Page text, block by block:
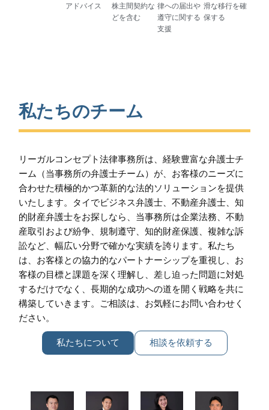
アドバイス
株主間契約な
どを含む
律への届出や
遵守に関する
支援
滑な移行を確
保する
私たちのチーム
リーガルコンセプト法律事務所は、経験豊富な弁護士チ
ーム（当事務所の弁護士チーム）が、お客様のニーズに
合わせた積極的かつ革新的な法的ソリューションを提供
いたします。タイでビジネス弁護士、不動産弁護士、知
的財産弁護士をお探しなら、当事務所は企業法務、不動
産取引および紛争、規制遵守、知的財産保護、複雑な訴
訟など、幅広い分野で確かな実績を誇ります。私たち
は、お客様との協力的なパートナーシップを重視し、お
客様の目標と課題を深く理解し、差し迫った問題に対処
するだけでなく、長期的な成功への道を開く戦略を共に
構築していきます。ご相談は、お気軽にお問い合わせく
ださい。
私たちについて 相談を依頼する